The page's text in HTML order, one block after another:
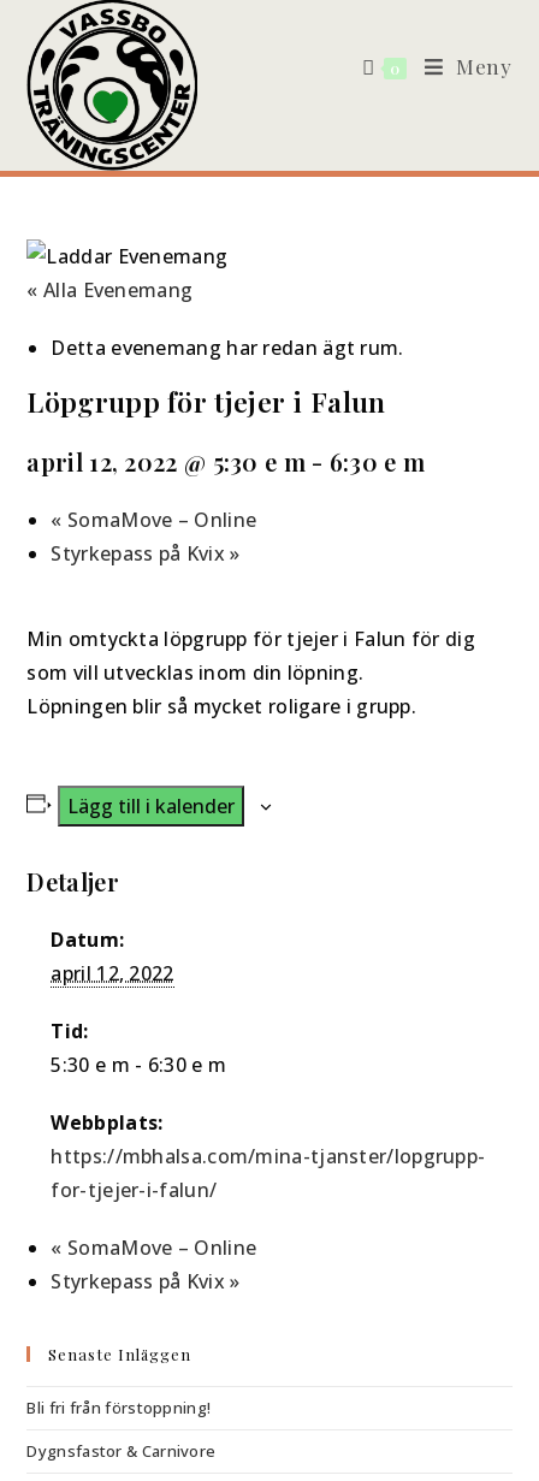
0 Meny
« Alla Evenemang
Detta evenemang har redan ägt rum.
Löpgrupp för tjejer i Falun
april 12, 2022 @ 5:30 e m - 6:30 e m
« SomaMove – Online
Styrkepass på Kvix»
Min omtyckta löpgrupp för tjejer i Falun för dig
som vill utvecklas inom din löpning.
Löpningen blir så mycket roligare i grupp.
Lägg till i kalender
Detaljer
Datum:
april 12, 2022
Tid:
5:30 e m - 6:30 e m
Webbplats:
https://mbhalsa.com/mina-tjanster/lopgrupp-
for-tjejer-i-falun/
« SomaMove – Online
Styrkepass på Kvix»
Senaste Inläggen
Bli fri från förstoppning!
Dygnsfastor & Carnivore